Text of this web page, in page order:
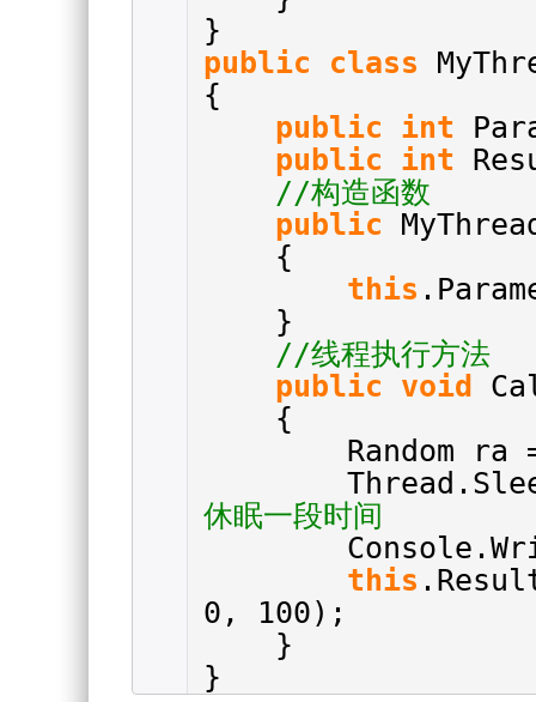
}
public
class
{
public
int
public
int
//构造函数
public
{
this
}
//线程执行方法
public
void
{
Random
休眠一段时间
this
0, 100);
}
}